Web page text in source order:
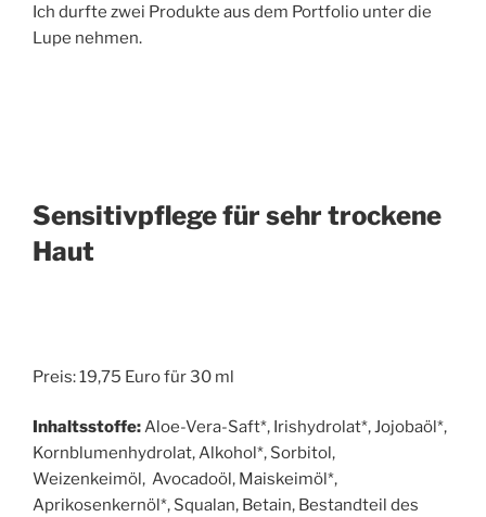
Ich durfte zwei Produkte aus dem Portfolio unter die
Lupe nehmen.
Sensitivpflege für sehr trockene
Haut
Preis: 19,75 Euro für 30 ml
Inhaltsstoffe:Aloe-Vera-Saft*, Irishydrolat*, Jojobaöl*,
Kornblumenhydrolat, Alkohol*, Sorbitol,
Weizenkeimöl, Avocadoöl, Maiskeimöl*,
Aprikosenkernöl*, Squalan, Betain, Bestandteil des